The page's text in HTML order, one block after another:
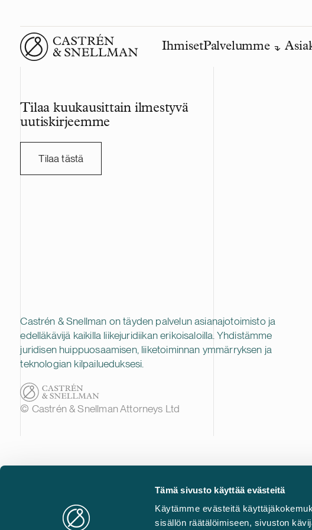
Tämä sivusto käyttää evästeitä
Käytämme evästeitä
sisällön räätälöimiseen, sivuston
Front page
IhmisetPalvelumme
Tilaa kuukausittain ilmestyvä
uutiskirjeemme
Tilaa tästä
Castrén & Snellman on täyden palvelun asianajotoimisto ja
edelläkävijä kaikilla liikejuridiikan erikoisaloilla. Yhdistämme
juridisen huippuosaamisen, liiketoiminnan ymmärryksen ja
teknologian kilpailueduksesi.
© Castrén & Snellman Attorneys Ltd